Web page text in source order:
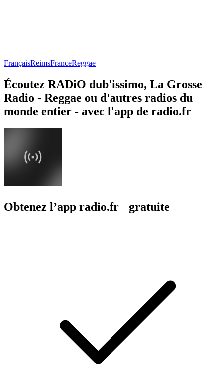
FrançaisReimsFranceReggae
Écoutez RADiO dub'issimo, La Grosse
Radio - Reggae ou d'autres radios du
monde entier - avec l'app de radio.fr
Obtenez l’app radio.fr gratuite